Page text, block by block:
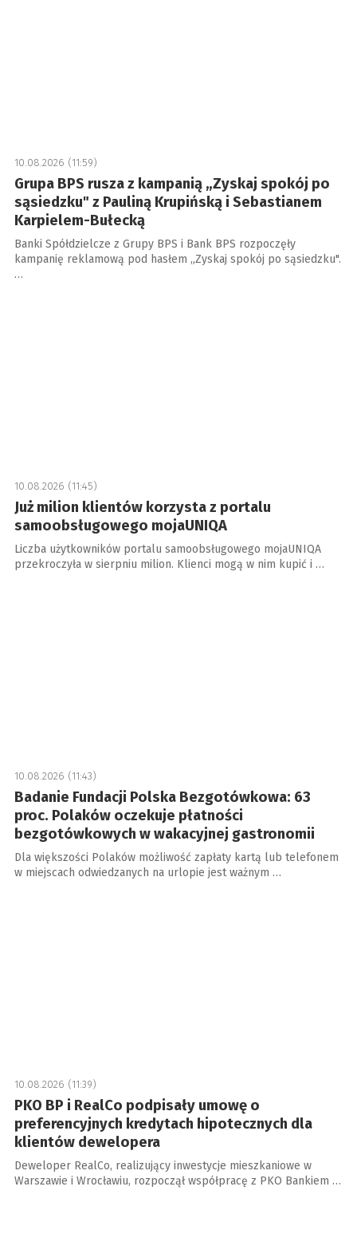
10.08.2026 (11:59)
Grupa BPS rusza z kampanią „Zyskaj spokój po
sąsiedzku" z Pauliną Krupińską i Sebastianem
Karpielem-Bułecką
Banki Spółdzielcze z Grupy BPS i Bank BPS rozpoczęły
kampanię reklamową pod hasłem „Zyskaj spokój po sąsiedzku".
…
10.08.2026 (11:45)
Już milion klientów korzysta z portalu
samoobsługowego mojaUNIQA
Liczba użytkowników portalu samoobsługowego mojaUNIQA
przekroczyła w sierpniu milion. Klienci mogą w nim kupić i …
10.08.2026 (11:43)
Badanie Fundacji Polska Bezgotówkowa: 63
proc. Polaków oczekuje płatności
bezgotówkowych w wakacyjnej gastronomii
Dla większości Polaków możliwość zapłaty kartą lub telefonem
w miejscach odwiedzanych na urlopie jest ważnym …
10.08.2026 (11:39)
PKO BP i RealCo podpisały umowę o
preferencyjnych kredytach hipotecznych dla
klientów dewelopera
Deweloper RealCo, realizujący inwestycje mieszkaniowe w
Warszawie i Wrocławiu, rozpoczął współpracę z PKO Bankiem …